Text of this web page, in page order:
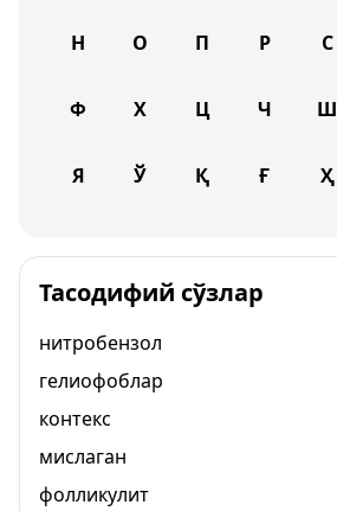
Н О П Р С
Ф Х Ц Ч Ш
Я Ў Қ Ғ Ҳ
Тасодифий сўзлар
нитробензол
гелиофоблар
контекс
мислаган
фолликулит